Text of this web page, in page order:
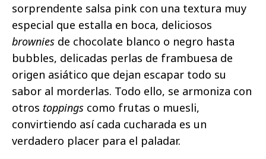
sorprendente salsa pink con una textura muy
especial que estalla en boca, deliciosos
brownies de chocolate blanco o negro hasta
bubbles, delicadas perlas de frambuesa de
origen asiático que dejan escapar todo su
sabor al morderlas. Todo ello, se armoniza con
otros toppings como frutas o muesli,
convirtiendo así cada cucharada es un
verdadero placer para el paladar.